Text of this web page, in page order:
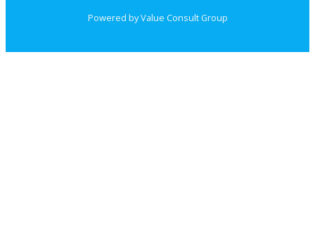
Powered by Value Consult Group